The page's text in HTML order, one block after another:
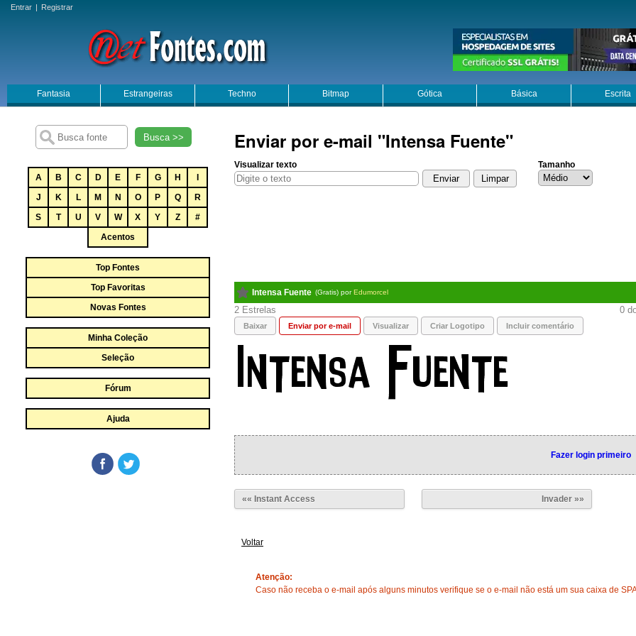
Entrar | Registrar
Fantasia Estrangeiras Techno Bitmap Gótica Básica Escrita
Busca >>
A B C D E F G H
J
K L M N O P Q
R
S
T U V W X Y Z
#
Acentos
Top Fontes
Top Favoritas
Novas Fontes
Minha Coleção
Seleção
Fórum
Ajuda
Enviar por e-mail "Intensa Fuente"
Visualizar texto Tamanho
Intensa Fuente (Gratis) porEdumorcel
2 0
Baixar Enviar por e-mail Visualizar Criar Logotipo Incluir comentário
Fazer login primeiro
«« Instant Access Invader »»
Voltar
Atenção:
Caso não receba o e-mail após alguns minutos verifique se o e-mail não está um sua caixa de